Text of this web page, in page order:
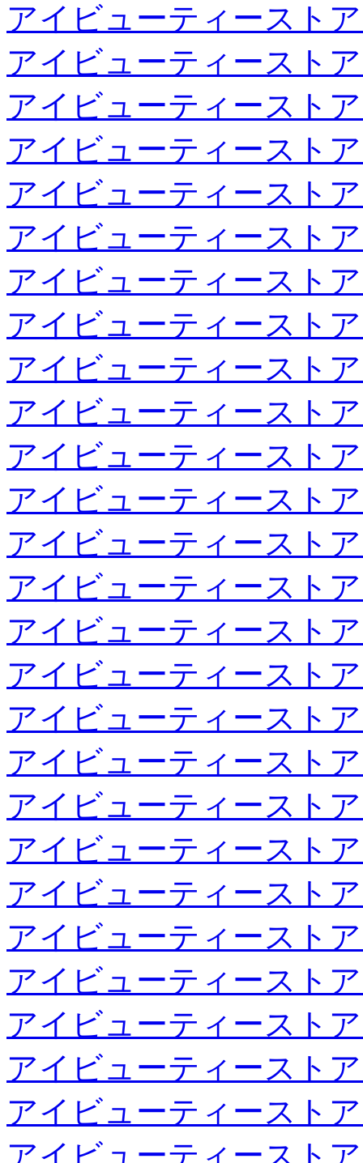
アイビューティースト
アイビューティースト
アイビューティースト
アイビューティースト
アイビューティースト
アイビューティースト
アイビューティースト
アイビューティースト
アイビューティースト
アイビューティースト
アイビューティースト
アイビューティースト
アイビューティースト
アイビューティースト
アイビューティースト
アイビューティースト
アイビューティースト
アイビューティースト
アイビューティースト
アイビューティースト
アイビューティースト
アイビューティースト
アイビューティースト
アイビューティースト
アイビューティースト
アイビューティースト
アイビューティースト